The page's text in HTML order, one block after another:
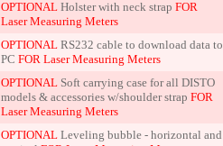
OPTIONAL Holster with neck strap FOR
Laser Measuring Meters
OPTIONAL RS232 cable to download data to
PC FOR Laser Measuring Meters
OPTIONAL Soft carrying case for all DISTO
models & accessories w/shoulder strap FOR
Laser Measuring Meters
OPTIONAL Leveling bubble - horizontal and